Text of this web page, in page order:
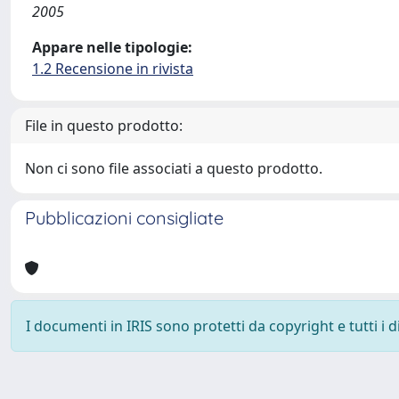
2005
Appare nelle tipologie:
1.2 Recensione in rivista
File in questo prodotto:
Non ci sono file associati a questo prodotto.
Pubblicazioni consigliate
I documenti in IRIS sono protetti da copyright e tutti i